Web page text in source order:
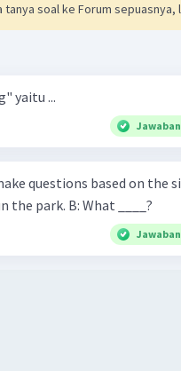
tanya soal ke Forum sepuasnya,
yaitu ...
questions based on the
described. A: We are playing in the park. B: What ____?